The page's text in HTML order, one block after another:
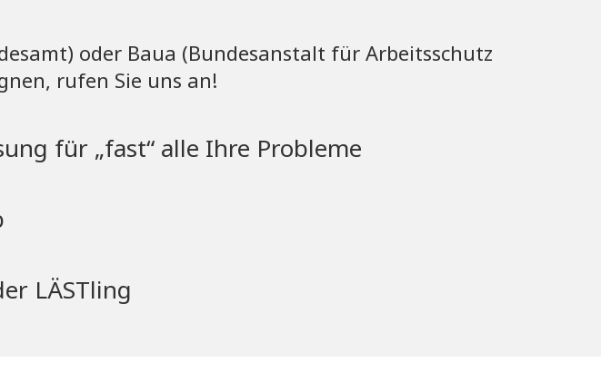
oder Baua (Bundesanstalt für Arbeitsschutz
rufen Sie uns an!
für „fast“ alle Ihre Probleme
LÄSTling